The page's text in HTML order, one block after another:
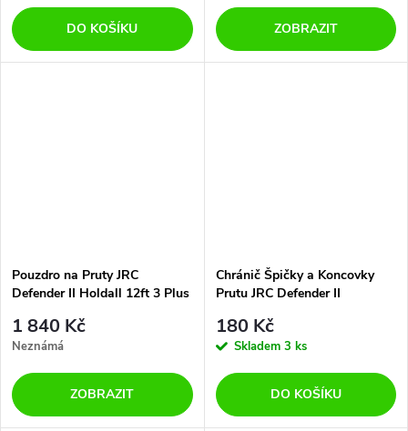
DO KOŠÍKU ZOBRAZIT
Pouzdro na Pruty JRC
Defender II Holdall 12ft 3 Plus
1 840 Kč
Neznámá
ZOBRAZIT
Chránič Špičky a Koncovky
Prutu JRC Defender II
180 Kč
Skladem 3 ks
DO KOŠÍKU